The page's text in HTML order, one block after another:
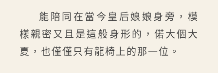
能陪同在當今皇后娘娘身旁，模
樣親密又且是這般身形的，偌大個大
夏，也僅僅只有龍椅上的那一位。